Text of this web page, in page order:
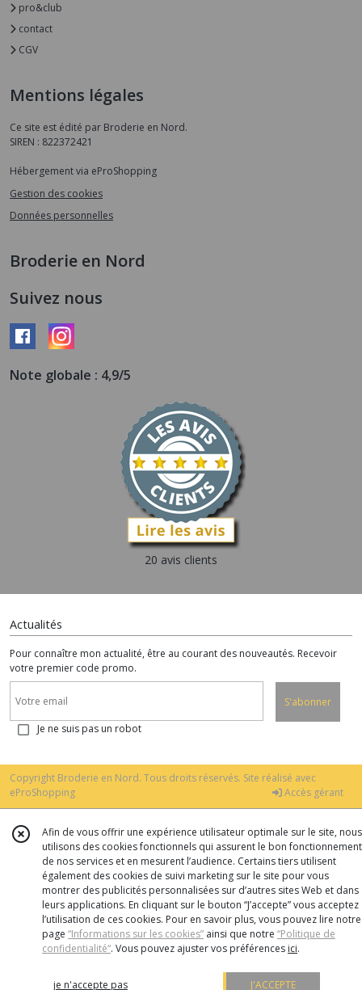
pro&club
contact
CGV
Mentions légales
Ce site est édité par Broderie en Nord.
SIREN : 822372421
Hébergement via eProShopping
Gestion des cookies
Données personnelles
Broderie en Nord
Suivez nous
Note globale : 4,9/5
20 avis clients
Actualités
Pour connaître mon actualité, être au courant des nouveautés. Recevoir
votre premier code promo.
S'abonner
Je ne suis pas un robot
Copyright Broderie en Nord. Tous droits réservés. Site réalisé avec
eProShopping
Accès gérant
Afin de vous offrir une expérience utilisateur optimale sur le site, nous
utilisons des cookies fonctionnels qui assurent le bon fonctionnement
de nos services et en mesurent l’audience. Certains tiers utilisent
également des cookies de suivi marketing sur le site pour vous
montrer des publicités personnalisées sur d’autres sites Web et dans
leurs applications. En cliquant sur le bouton “J’accepte” vous acceptez
l’utilisation de ces cookies. Pour en savoir plus, vous pouvez lire notre
page “Informations sur les cookies” ainsi que notre “Politique de
confidentialité“. Vous pouvez ajuster vos préférences ici.
je n'accepte pas J'ACCEPTE